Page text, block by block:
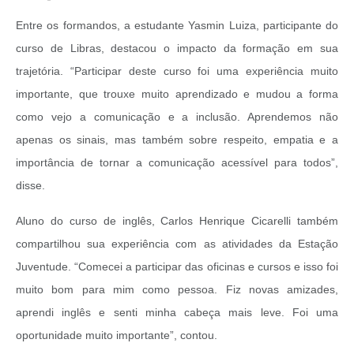
Entre os formandos, a estudante Yasmin Luiza, participante do
curso de Libras, destacou o impacto da formação em sua
trajetória. “Participar deste curso foi uma experiência muito
importante, que trouxe muito aprendizado e mudou a forma
como vejo a comunicação e a inclusão. Aprendemos não
apenas os sinais, mas também sobre respeito, empatia e a
importância de tornar a comunicação acessível para todos”,
disse.
Aluno do curso de inglês, Carlos Henrique Cicarelli também
compartilhou sua experiência com as atividades da Estação
Juventude. “Comecei a participar das oficinas e cursos e isso foi
muito bom para mim como pessoa. Fiz novas amizades,
aprendi inglês e senti minha cabeça mais leve. Foi uma
oportunidade muito importante”, contou.